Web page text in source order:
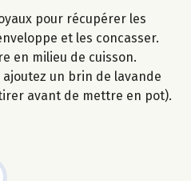
pour récupérer les
et les concasser.
en milieu de cuisson.
un brin de lavande
avant de mettre en pot).